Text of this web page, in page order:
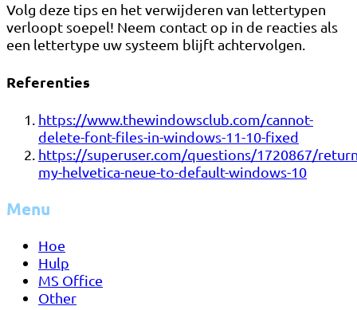
Volg deze tips en het verwijderen van lettertypen
verloopt soepel! Neem contact op in de reacties als
een lettertype uw systeem blijft achtervolgen.
Referenties
https://www.thewindowsclub.com/cannot-
delete-font-files-in-windows-11-10-fixed
https://superuser.com/questions/1720867/
my-helvetica-neue-to-default-windows-10
Menu
Hoe
Hulp
MS Office
Other